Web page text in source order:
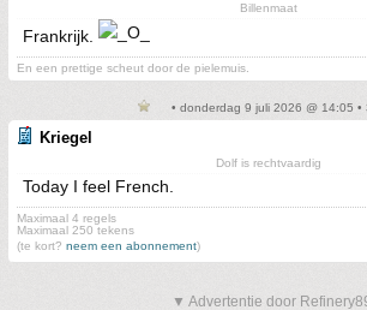
Billenmaat
Frankrijk.
En een prettige scheut door de pielemuis.
• donderdag 9 juli 2026 @ 14:05 •
Kriegel
Dolf is rechtvaardig
Today I feel French.
Maximaal 4 regels
Maximaal 250 tekens
(te kort? neem een abonnement)
▼ Advertentie door